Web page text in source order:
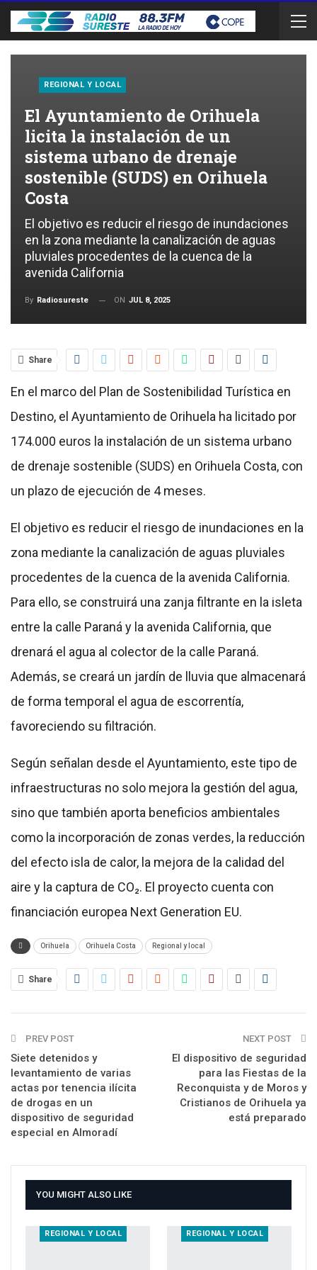
REGIONAL Y LOCAL
El Ayuntamiento de Orihuela
licita la instalación de un
sistema urbano de drenaje
sostenible (SUDS) en Orihuela
Costa
El objetivo es reducir el riesgo de inundaciones
en la zona mediante la canalización de aguas
pluviales procedentes de la cuenca de la
avenida California
By Radiosureste ON JUL 8, 2025
Share
En el marco del Plan de Sostenibilidad Turística en
Destino, el Ayuntamiento de Orihuela ha licitado por
174.000 euros la instalación de un sistema urbano
de drenaje sostenible (SUDS) en Orihuela Costa, con
un plazo de ejecución de 4 meses.
El objetivo es reducir el riesgo de inundaciones en la
zona mediante la canalización de aguas pluviales
procedentes de la cuenca de la avenida California.
Para ello, se construirá una zanja filtrante en la isleta
entre la calle Paraná y la avenida California, que
drenará el agua al colector de la calle Paraná.
Además, se creará un jardín de lluvia que almacenará
de forma temporal el agua de escorrentía,
favoreciendo su filtración.
Según señalan desde el Ayuntamiento, este tipo de
infraestructuras no solo mejora la gestión del agua,
sino que también aporta beneficios ambientales
como la incorporación de zonas verdes, la reducción
del efecto isla de calor, la mejora de la calidad del
aire y la captura de CO₂. El proyecto cuenta con
financiación europea Next Generation EU.
Orihuela Orihuela Costa Regional y local
Share
PREV POST
Siete detenidos y
levantamiento de varias
actas por tenencia ilícita
de drogas en un
dispositivo de seguridad
especial en Almoradí
NEXT POST
El dispositivo de seguridad
para las Fiestas de la
Reconquista y de Moros y
Cristianos de Orihuela ya
está preparado
YOU MIGHT ALSO LIKE
REGIONAL Y LOCAL REGIONAL Y LOCAL